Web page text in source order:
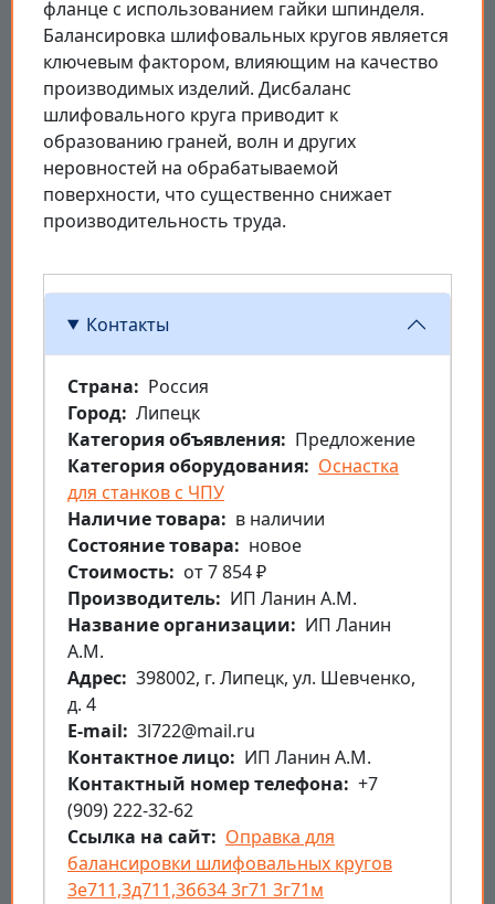
фланце с использованием гайки шпинделя.
Балансировка шлифовальных кругов является
ключевым фактором, влияющим на качество
производимых изделий. Дисбаланс
шлифовального круга приводит к
образованию граней, волн и других
неровностей на обрабатываемой
поверхности, что существенно снижает
производительность труда.
Контакты
Страна
Россия
Город Липецк
Категория объявления
Предложение
Категория оборудования
Оснастка
для станков с ЧПУ
Наличие товара
в наличии
Состояние товара
новое
Стоимость
от 7 854 ₽
Производитель
ИП Ланин А.М.
Название организации
ИП Ланин
А.М.
Aдрес 398002, г. Липецк, ул. Шевченко,
д. 4
E-mail
3l722@mail.ru
Контактное лицо
ИП Ланин А.М.
Контактный номер телефона
+7
(909) 222-32-62
Ссылка на сайт
Оправка для
балансировки шлифовальных кругов
3е711,3д711,3б634 3г71 3г71м